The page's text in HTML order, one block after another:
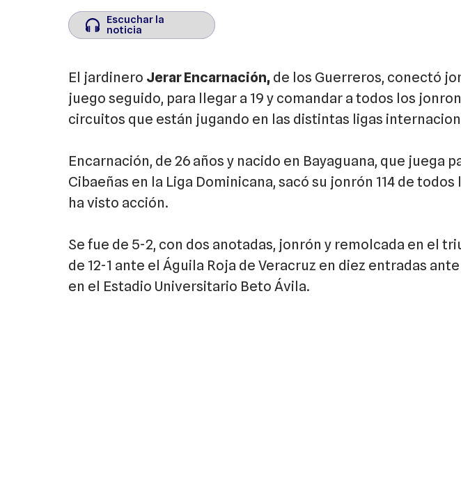
Escuchar la
noticia
Escuchar la
noticia
El jardinero Jerar Encarnación, de los Guerreros, conectó
juego seguido, para llegar a 19 y comandar a todos los
circuitos que están jugando en las distintas ligas
Encarnación, de 26 años y nacido en Bayaguana, que juega
Cibaeñas en la Liga Dominicana, sacó su jonrón 114 de
ha visto acción.
Se fue de 5-2, con dos anotadas, jonrón y remolcada en el
de 12-1 ante el Águila Roja de Veracruz en diez entradas
en el Estadio Universitario Beto Ávila.